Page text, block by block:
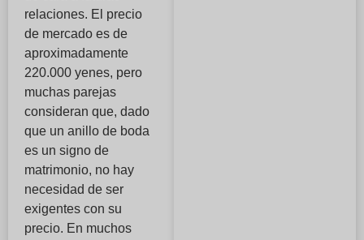
relaciones. El precio
de mercado es de
aproximadamente
220.000 yenes, pero
muchas parejas
consideran que, dado
que un anillo de boda
es un signo de
matrimonio, no hay
necesidad de ser
exigentes con su
precio. En muchos